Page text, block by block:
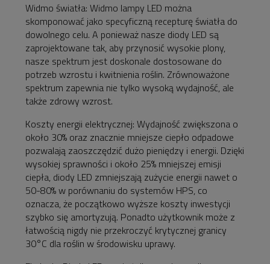
Widmo światła: Widmo lampy LED można
skomponować jako specyficzną recepturę światła do
dowolnego celu. A ponieważ nasze diody LED są
zaprojektowane tak, aby przynosić wysokie plony,
nasze spektrum jest doskonale dostosowane do
potrzeb wzrostu i kwitnienia roślin. Zrównoważone
spektrum zapewnia nie tylko wysoką wydajność, ale
także zdrowy wzrost.
Koszty energii elektrycznej: Wydajność zwiększona o
około 30% oraz znacznie mniejsze ciepło odpadowe
pozwalają zaoszczędzić dużo pieniędzy i energii. Dzięki
wysokiej sprawności i około 25% mniejszej emisji
ciepła, diody LED zmniejszają zużycie energii nawet o
50-80% w porównaniu do systemów HPS, co
oznacza, że początkowo wyższe koszty inwestycji
szybko się amortyzują. Ponadto użytkownik może z
łatwością nigdy nie przekroczyć krytycznej granicy
30°C dla roślin w środowisku uprawy.